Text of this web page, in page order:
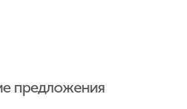
предложения